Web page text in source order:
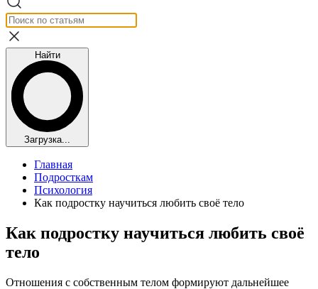
Найти
Загрузка...
Главная
Подросткам
Психология
Как подростку научиться любить своё тело
Как подростку научиться любить своё
тело
Отношения с собственным телом формируют дальнейшее